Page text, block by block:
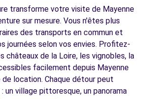
transforme votre visite de Mayenne
sur mesure. Vous n'êtes plus
des transports en commun et
journées selon vos envies. Profitez-
châteaux de la Loire, les vignobles, la
facilement depuis Mayenne
location. Chaque détour peut
un village pittoresque, un panorama